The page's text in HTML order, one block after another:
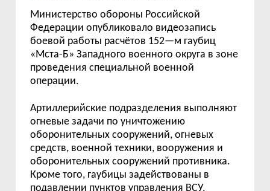
Министерство обороны Российской
Федерации опубликовало видеозапись
боевой работы расчётов 152—м гаубиц
«Мста-Б» Западного военного округа в зоне
проведения специальной военной
операции.
Артиллерийские подразделения выполняют
огневые задачи по уничтожению
оборонительных сооружений, огневых
средств, военной техники, вооружения и
оборонительных сооружений противника.
Кроме того, гаубицы задействованы в
подавлении пунктов управления ВСУ.